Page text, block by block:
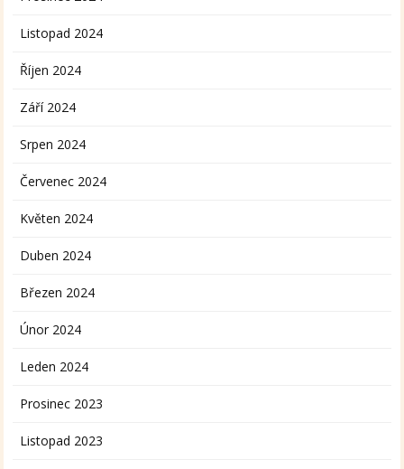
Listopad 2024
Říjen 2024
Září 2024
Srpen 2024
Červenec 2024
Květen 2024
Duben 2024
Březen 2024
Únor 2024
Leden 2024
Prosinec 2023
Listopad 2023